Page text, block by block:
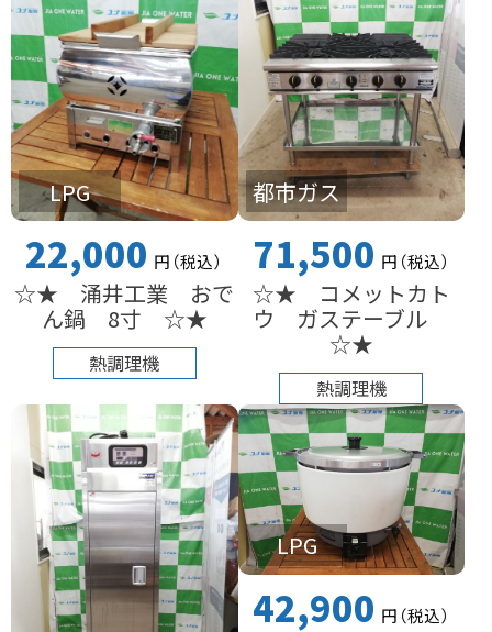
LPG
22,000 円（税込）
☆★ 涌井工業 おで
ん鍋 8寸 ☆★
熱調理機
都市ガス
71,500 円（税込）
☆★ コメットカト
ウ ガステーブル
☆★
熱調理機
LPG
42,900 円（税込）